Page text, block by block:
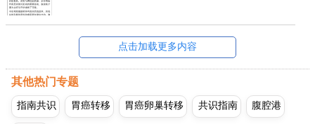
点击加载更多内容
其他热门专题
指南共识 胃癌转移 胃癌卵巢转移 共识指南 腹腔港